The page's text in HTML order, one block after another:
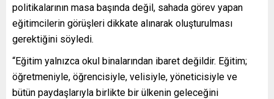
politikalarının masa başında değil, sahada görev yapan
eğitimcilerin görüşleri dikkate alınarak oluşturulması
gerektiğini söyledi.
“Eğitim yalnızca okul binalarından ibaret değildir. Eğitim;
öğretmeniyle, öğrencisiyle, velisiyle, yöneticisiyle ve
bütün paydaşlarıyla birlikte bir ülkenin geleceğini